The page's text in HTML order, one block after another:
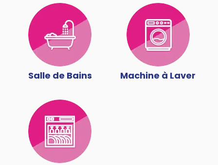
Salle de Bains Machine à Laver